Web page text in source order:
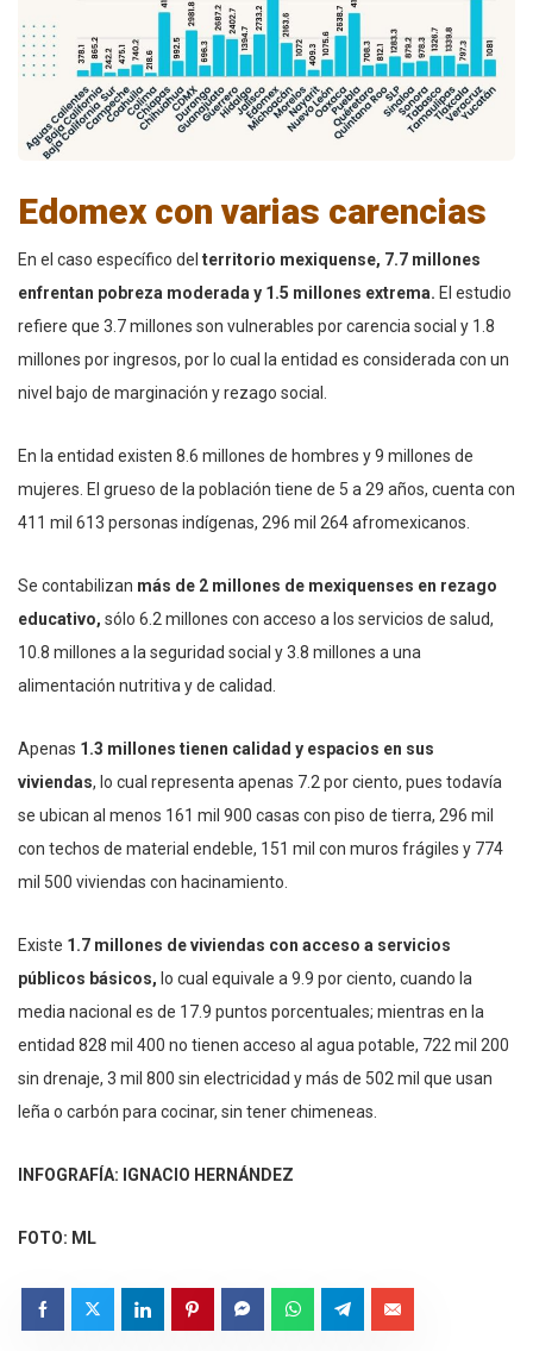
Edomex con varias carencias
En el caso específico del territorio mexiquense, 7.7 millones
enfrentan pobreza moderada y 1.5 millones extrema. El estudio
refiere que 3.7 millones son vulnerables por carencia social y 1.8
millones por ingresos, por lo cual la entidad es considerada con un
nivel bajo de marginación y rezago social.
En la entidad existen 8.6 millones de hombres y 9 millones de
mujeres. El grueso de la población tiene de 5 a 29 años, cuenta con
411 mil 613 personas indígenas, 296 mil 264 afromexicanos.
Se contabilizan más de 2 millones de mexiquenses en rezago
educativo, sólo 6.2 millones con acceso a los servicios de salud,
10.8 millones a la seguridad social y 3.8 millones a una
alimentación nutritiva y de calidad.
Apenas 1.3 millones tienen calidad y espacios en sus
viviendas, lo cual representa apenas 7.2 por ciento, pues todavía
se ubican al menos 161 mil 900 casas con piso de tierra, 296 mil
con techos de material endeble, 151 mil con muros frágiles y 774
mil 500 viviendas con hacinamiento.
Existe 1.7 millones de viviendas con acceso a servicios
públicos básicos, lo cual equivale a 9.9 por ciento, cuando la
media nacional es de 17.9 puntos porcentuales; mientras en la
entidad 828 mil 400 no tienen acceso al agua potable, 722 mil 200
sin drenaje, 3 mil 800 sin electricidad y más de 502 mil que usan
leña o carbón para cocinar, sin tener chimeneas.
INFOGRAFÍA: IGNACIO HERNÁNDEZ
FOTO: ML